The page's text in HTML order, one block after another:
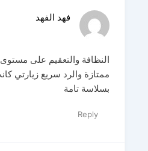
فهد الفهد
النظافة والتعقيم على
ممتازة والرد سريع زيارتي
بسلاسة تامة
Reply